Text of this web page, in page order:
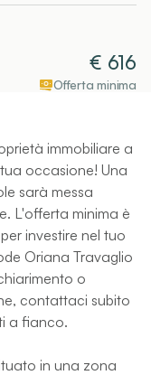
€ 616
Offerta minima
immobiliare a
occasione! Una
sarà messa
L'offerta minima è
investire nel tuo
Oriana Travaglio
o
contattaci subito
a fianco.
in una zona